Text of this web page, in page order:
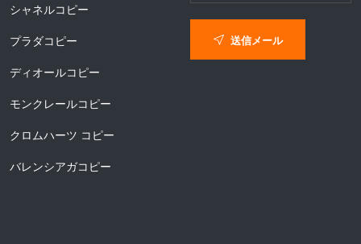
シャネルコピー
プラダコピー
ディオールコピー
モンクレールコピー
クロムハーツ コピー
バレンシアガコピー
送信メール